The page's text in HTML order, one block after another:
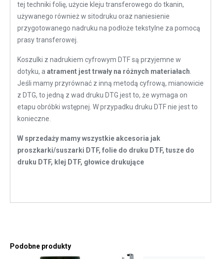
tej techniki folię, użycie kleju transferowego do tkanin,
używanego również w sitodruku oraz naniesienie
przygotowanego nadruku na podłoże tekstylne za pomocą
prasy transferowej.
Koszulki z nadrukiem cyfrowym DTF są przyjemne w
dotyku, aatrament jest trwały na różnych materiałach.
Jeśli mamy przyrównać z inną metodą cyfrową, mianowicie
z DTG, to jedną z wad druku DTG jest to, że wymaga on
etapu obróbki wstępnej. W przypadku druku DTF nie jest to
konieczne.
W sprzedaży mamy wszystkie akcesoria jak
proszkarki/suszarki DTF, folie do druku DTF, tusze do
druku DTF, klej DTF, głowice drukujące
Podobne produkty